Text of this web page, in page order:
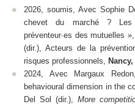
2026, soumis, Avec Sophie
chevet du marché ? Les
préventeur·es des mutuelles
(dir.), Acteurs de la
risques professionnels,
2024, Avec Margaux
behavioural dimension in the
Del Sol (dir.),More